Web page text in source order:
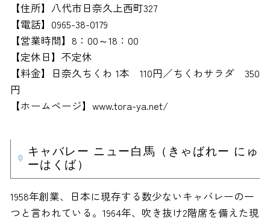
【住所】八代市日奈久上西町327
【電話】0965-38-0179
【営業時間】8：00～18：00
【定休日】不定休
【料金】日奈久ちくわ 1本 110円／ちくわサラダ 350
円
【ホームページ】www.tora-ya.net/
キャバレー ニュー白馬（きゃばれー にゅ
ーはくば）
1958年創業、日本に現存する数少ないキャバレーの一
つと言われている。1964年、吹き抜け2階席を備えた現